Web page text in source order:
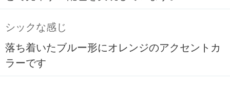
シックな感じ
落ち着いたブルー形にオレンジのアクセントカ
ラーです